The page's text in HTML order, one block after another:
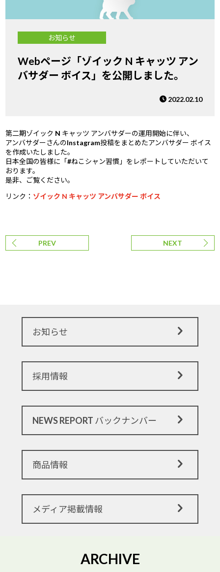
お知らせ
Webページ「ゾイック N キャッツ アン
バサダー ボイス」を公開しました。
2022.02.10
第二期ゾイック N キャッツ アンバサダーの運用開始に伴い、
アンバサダーさんのInstagram投稿をまとめたアンバサダー ボイス
を作成いたしました。
日本全国の皆様に「#ねこシャン習慣」をレポートしていただいて
おります。
是非、ご覧ください。
リンク： ゾイック N キャッツ アンバサダー ボイス
PREV NEXT
お知らせ
採用情報
NEWS REPORT バックナンバー
商品情報
メディア掲載情報
ARCHIVE